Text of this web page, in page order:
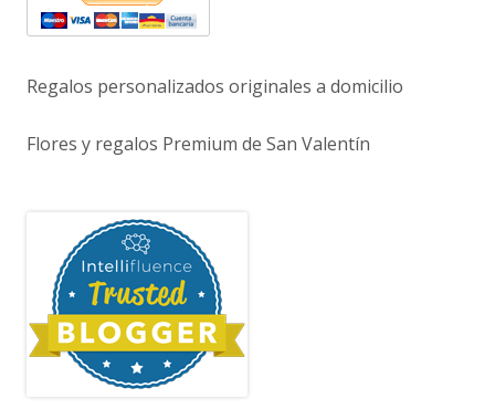
Regalos personalizados originales a domicilio
Flores y regalos Premium de San Valentín